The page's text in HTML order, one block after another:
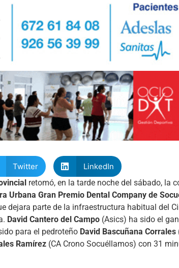
Twitter
LinkedIn
retomó, en la tarde noche del sábado, la
Urbana Gran Premio Dental Company de
dejara parte de la infraestructura habitual del
David Cantero del Campo (Asics) ha sido el
para el pedroteño David Bascuñana Corrales
Ramírez (CA Crono Socuéllamos) con 31